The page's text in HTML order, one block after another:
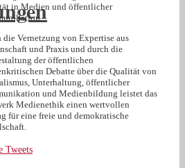
in Medien und öffentlicher
die Vernetzung von Expertise aus
und Praxis und durch die
der öffentlichen
Debatte über die Qualität von
Unterhaltung, öffentlicher
und Medienbildung leistet das
Medienethik einen wertvollen
für eine freie und demokratische
Tweets